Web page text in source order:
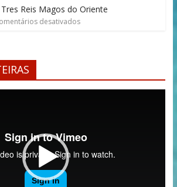
Reis Magos do Oriente
desativados